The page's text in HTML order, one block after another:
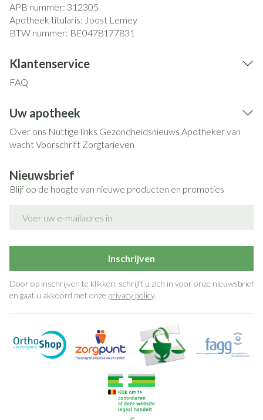
APB nummer: 312305
Apotheek titularis: Joost Lemey
BTW nummer: BE0478177831
Klantenservice
FAQ
Uw apotheek
Over ons Nuttige links Gezondheidsnieuws Apotheker van
wachtVoorschrift Zorgtarieven
Nieuwsbrief
Blijf op de hoogte van nieuwe producten en promoties
Inschrijven
Door op inschrijven te klikken, schrijft u zich in voor onze nieuwsbrief
en gaat u akkoord met onze privacy policy.